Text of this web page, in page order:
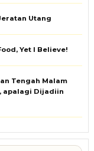
Utang
Yet I Believe!
Tengah Malam
apalagi Dijadiin